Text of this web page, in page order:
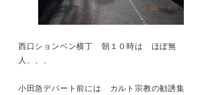
西口ションベン横丁 朝１０時は ほぼ無
人、、、
小田急デパート前には カルト宗教の勧誘集